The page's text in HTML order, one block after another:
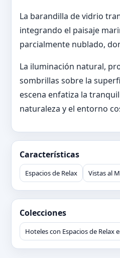
La barandilla de vidrio
integrando el paisaje
parcialmente nublado,
La iluminación natural,
sombrillas sobre la
escena enfatiza la
naturaleza y el entorno
Características
Espacios de Relax Vistas al
Colecciones
Hoteles con Espacios de Relax